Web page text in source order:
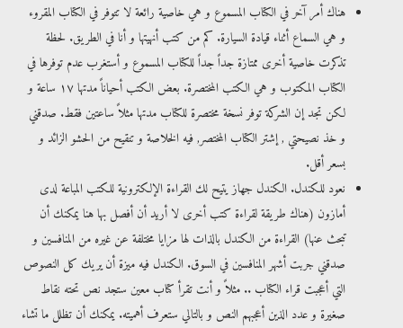
هناك أمر آخر في الكتاب المسموع و هي خاصية رائعة لا تتوفر في الكتاب المقروء
و هي السماع أثناء قيادة السيارة. كم من كتب أنهيتها و أنا في الطريق. لحظة
تذكرت خاصية أخرى ممتازة جداً جداً للكتاب المسموع و أستغرب عدم توفرها في
الكتاب المكتوب و هي الكتب المختصرة. بعض الكتب أحياناً مدتها ١٧ ساعة و
لكن تجد إن الشركة توفر نسخة مختصرة للكتاب مدتها مثلاً ساعتين فقط. صدقني
و خذ نصيحتي , إشتر الكتاب المختصر, فيه الخلاصة و تنقيح من الحشو الزائد و
بسعر أقل.
نعود للكندل. الكندل جهاز يتيح لك القراءة الإلكترونية للكتب المباعة لدى
أمازون (هناك طريقة لقراءة كتب أخرى لا أريد أن أفصل بها هنا يمكنك أن
تبحث عنها) القراءة من الكندل بالذات لها مزايا مختلفة عن غيره من المنافسين و
صدقني جربت أشهر المنافسين في السوق. الكندل فيه ميزة أن يريك كل النصوص
التي أعجبت قراء الكتاب .. مثلاً و أنت تقرأ كتاب معين ستجد نص تحته نقاط
صغيرة و عدد الذين أعجبهم النص و بالتالي ستعرف أهميته. يمكنك أن تظلل ما تشاء